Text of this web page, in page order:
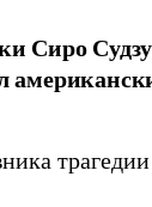
Сиро
трагедии